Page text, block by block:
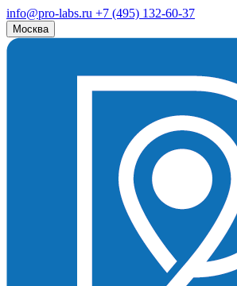
info@pro-labs.ru +7 (495) 132-60-37
Москва